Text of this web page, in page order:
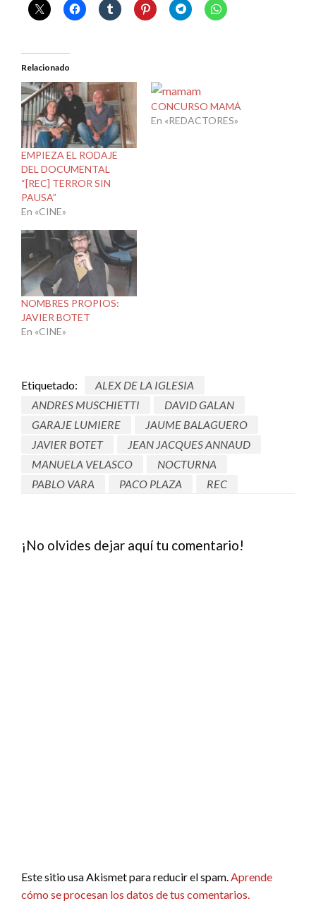
Relacionado
EMPIEZA EL RODAJE
DEL DOCUMENTAL
“[REC] TERROR SIN
PAUSA”
En «CINE»
CONCURSO MAMÁ
En «REDACTORES»
NOMBRES PROPIOS:
JAVIER BOTET
En «CINE»
Etiquetado:
ALEX DE LA IGLESIA
ANDRES MUSCHIETTI
DAVID GALAN
GARAJE LUMIERE
JAUME BALAGUERO
JAVIER BOTET
JEAN JACQUES ANNAUD
MANUELA VELASCO
NOCTURNA
PABLO VARA
PACO PLAZA REC
¡No olvides dejar aquí tu comentario!
Este sitio usa Akismet para reducir el spam.Aprende
cómo se procesan los datos de tus comentarios.